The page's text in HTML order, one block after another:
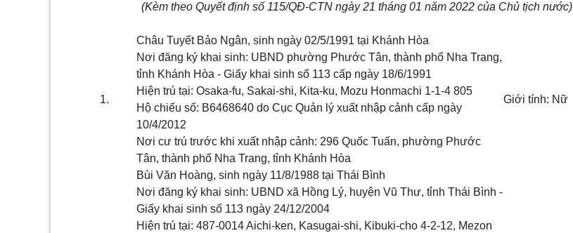
(Kèm theo Quyết định số 115/QĐ-CTN ngày 21 tháng 01 năm 2022 của Chủ tịch nước)
1.
Châu Tuyết Bảo Ngân, sinh ngày 02/5/1991 tại Khánh Hòa
Nơi đăng ký khai sinh: UBND phường Phước Tân, thành phố Nha Trang,
tỉnh Khánh Hòa - Giấy khai sinh số 113 cấp ngày 18/6/1991
Hiện trú tại: Osaka-fu, Sakai-shi, Kita-ku, Mozu Honmachi 1-1-4 805
Hộ chiếu số: B6468640 do Cục Quản lý xuất nhập cảnh cấp ngày
10/4/2012
Nơi cư trú trước khi xuất nhập cảnh: 296 Quốc Tuấn, phường Phước
Tân, thành phố Nha Trang, tỉnh Khánh Hòa
Giới tính: Nữ
Bùi Văn Hoàng, sinh ngày 11/8/1988 tại Thái Bình
Nơi đăng ký khai sinh: UBND xã Hồng Lý, huyện Vũ Thư, tỉnh Thái Bình -
Giấy khai sinh số 113 ngày 24/12/2004
Hiện trú tại: 487-0014 Aichi-ken, Kasugai-shi, Kibuki-cho 4-2-12, Mezon